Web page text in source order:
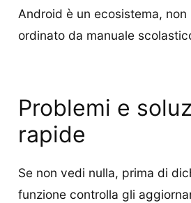
Android è un ecosistema, non
ordinato da manuale
Problemi e
rapide
Se non vedi nulla, prima di
funzione controlla gli